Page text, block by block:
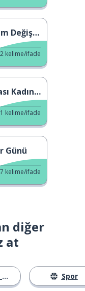
kelime/ifade
Günü
kelime/ifade
Günü
kelime/ifade
diğer
at
Spor